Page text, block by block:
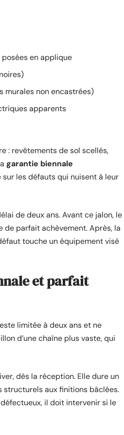
en applique
murales non encastrées)
apparents
: revêtements de sol scellés,
garantie biennale
les défauts qui nuisent à leur
de deux ans. Avant ce jalon, le
parfait achèvement. Après, la
touche un équipement visé
et parfait
limitée à deux ans et ne
d’une chaîne plus vaste, qui
dès la réception. Elle dure un
structurels aux finitions bâclées.
défectueux, il doit intervenir si le